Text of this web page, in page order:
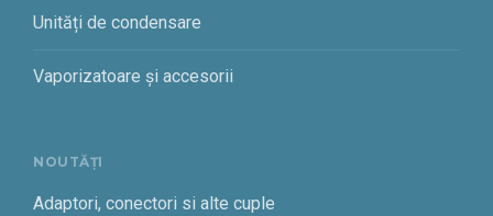
Unități de condensare
Vaporizatoare și accesorii
NOUTĂȚI
Adaptori, conectori si alte cuple